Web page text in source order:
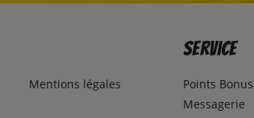
Mentions légales
Service
Points Bonus
Messagerie